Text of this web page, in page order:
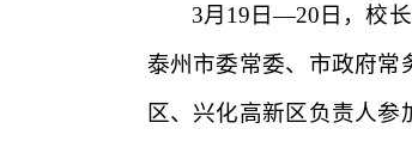
3月19日—20日，校
泰州市委常委、市政府常
区、兴化高新区负责人